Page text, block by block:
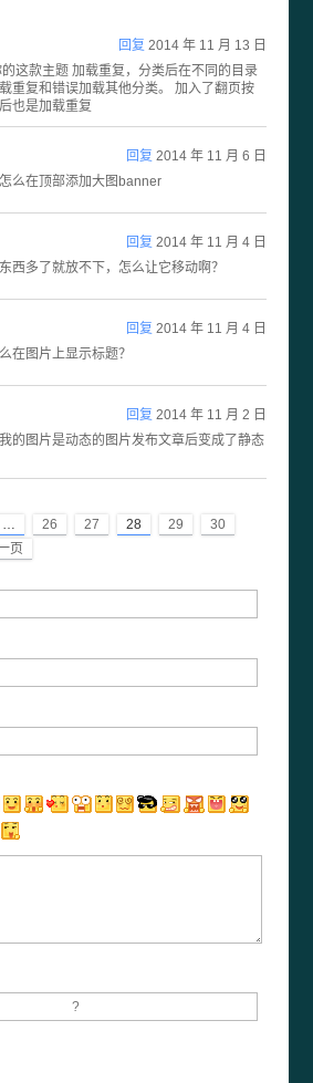
回复 2014 年 11 月 13 日
这款主题 加载重复，分类后在不同的目录
重复和错误加载其他分类。 加入了翻页按
也是加载重复
回复 2014 年 11 月 6 日
么在顶部添加大图banner
回复 2014 年 11 月 4 日
西多了就放不下，怎么让它移动啊？
回复 2014 年 11 月 4 日
在图片上显示标题？
回复 2014 年 11 月 2 日
的图片是动态的图片发布文章后变成了静态
… 26 27 28 29
30
页